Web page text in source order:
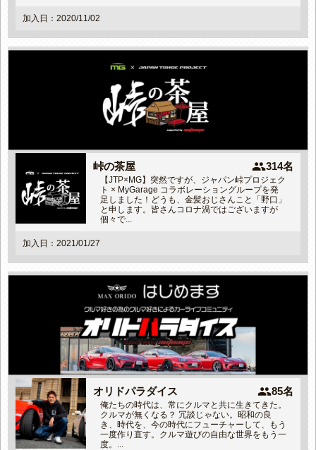
加入日：2020/11/02
峠の茶屋 people314名
【JTP×MG】突然ですが、ジャパン峠プロジェク
ト × MyGarage コラボレーショングループを発
足しました！どうも、金髪おじさんこと「野口」
と申します。皆さんコロナ渦ではございますが
個々で...
加入日：2021/01/27
オリドパラダイス people85名
俺たちの時代は、常にクルマと共に生きてきた。
クルマが無くなる？ 冗談じゃない。昭和の良
き、時代を、今の時代にフューチャーして、もう
一度作り直す。クルマ遊びの自由な世界をもう一
度。...